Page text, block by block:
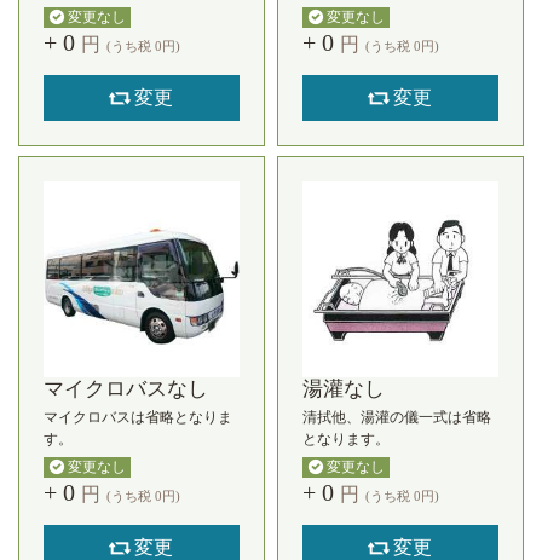
変更なし
+ 0 円 (うち税 0円)
変更
変更なし
+ 0 円 (うち税 0円)
変更
マイクロバスなし
マイクロバスは省略となりま
す。
変更なし
+ 0 円 (うち税 0円)
変更
湯灌なし
清拭他、湯灌の儀一式は省略
となります。
変更なし
+ 0 円 (うち税 0円)
変更